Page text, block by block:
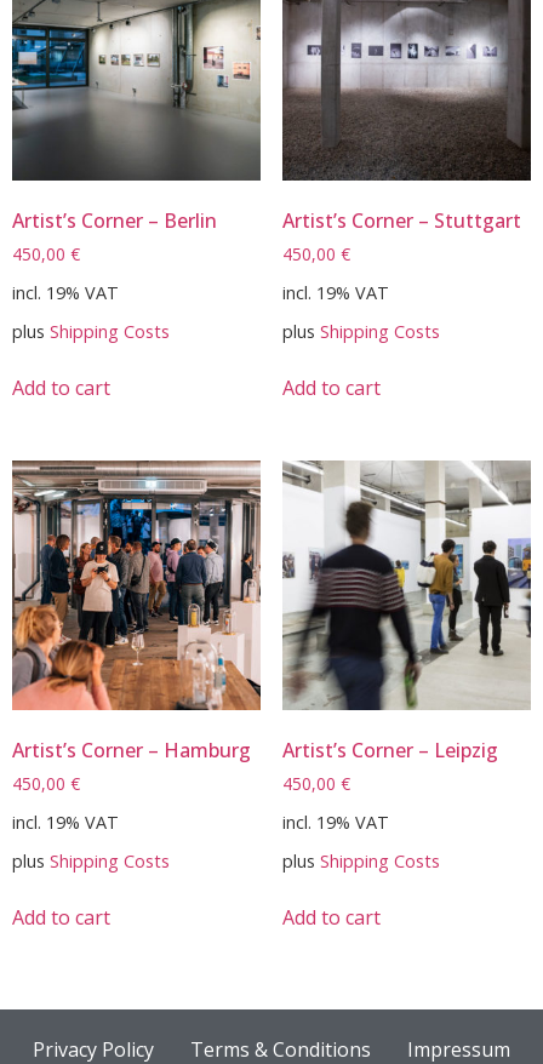
Artist’s Corner – Berlin
450,00 €
incl. 19% VAT
plus Shipping Costs
Add to cart
Artist’s Corner – Stuttgart
450,00 €
incl. 19% VAT
plus Shipping Costs
Add to cart
Artist’s Corner – Hamburg
450,00 €
incl. 19% VAT
plus Shipping Costs
Add to cart
Artist’s Corner – Leipzig
450,00 €
incl. 19% VAT
plus Shipping Costs
Add to cart
Privacy Policy Terms & Conditions Impressum